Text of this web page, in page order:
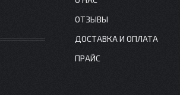
ОТЗЫВЫ
ДОСТАВКА И ОПЛАТА
ПРАЙС